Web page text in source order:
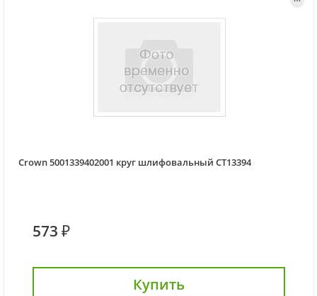
Crown 5001339402001 круг шлифовальный CT13394
573 ₽
Купить